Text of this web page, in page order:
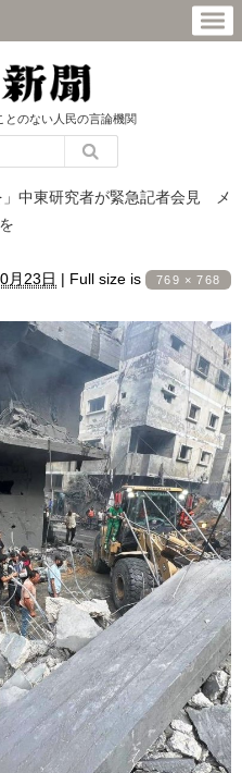
とのない人民の言論機関
」中東研究者が緊急記者会見 メ
月23日 | Full size is 769 × 768